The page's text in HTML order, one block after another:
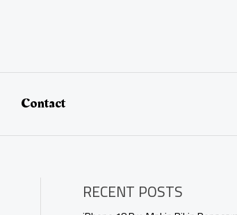
Contact
RECENT POSTS